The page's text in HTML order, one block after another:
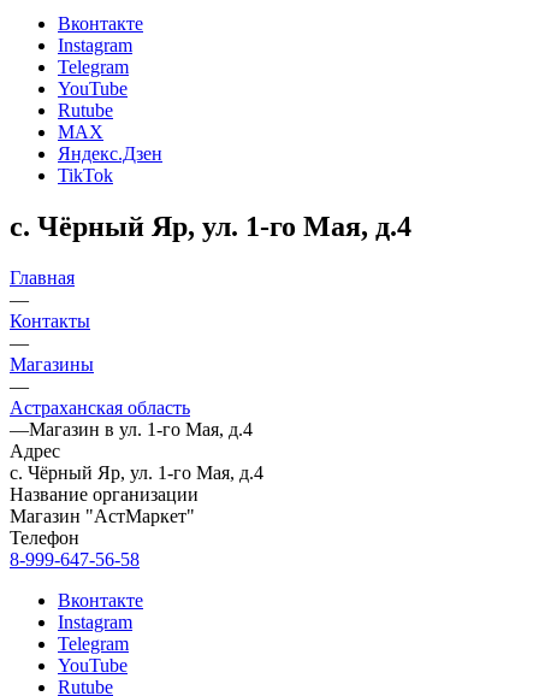
Вконтакте
Instagram
Telegram
YouTube
Rutube
MAX
Яндекс.Дзен
TikTok
с. Чёрный Яр, ул. 1-го Мая, д.4
Главная
—
Контакты
—
Магазины
—
Астраханская область
—Магазин в ул. 1-го Мая, д.4
Адрес
с. Чёрный Яр, ул. 1-го Мая, д.4
Название организации
Магазин "АстМаркет"
Телефон
8-999-647-56-58
Вконтакте
Instagram
Telegram
YouTube
Rutube